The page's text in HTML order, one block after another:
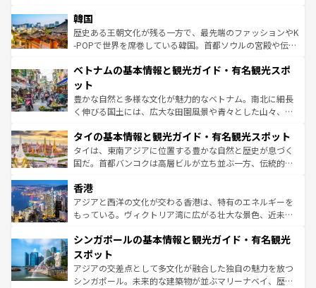
はコンテンツ一覧
いる。アクティビティも充実しており、サーフィンやダイ
ビング、ハイキングなど、アウトドア好きにはたまらな
い。オーストラリアの多彩な魅力を存分に味わいつくそ
参照してほしい。
ン）、静ひつな山岳地帯である台湾東部など、都市の喧騒
と山間の静けさが共存しており、訪れる人に新しい発見と
驚きをもたらしてくれる。また、奥深い台湾の食文化も魅
容にもいいと評判のスイーツなど、バラエティ豊かな料理
照してほしい。
韓国
歴史ある王朝文化が残る一方で、最先端のファッションやK
-POPで世界を席巻している韓国。首都ソウルの宮殿や伝統
き、地方に足を延ばせば四季折々の自然美を楽しむことが
できる。そして、キムチや焼肉、絶品のストリートフード
まで、さまざまな韓国料理が待っている。夜には、韓国な
らではのナイトライフも堪能できる。あたたかいホスピタ
わってみてほしい。 なお、新着の韓国情報はコンテンツ一
覧 を参照してほしい。
ベトナムの基本情報と観光ガイド・有名観光スポ
ット
豊かな自然と多様な文化が魅力的なベトナム。南北に細長
く伸びる国土には、広大な田園風景や青々とした山々、世
急速な発展と共に伝統が息づく。ハノイの古い町並みやホ
ーチミン市のフランス統治時代の建物も、独特の雰囲気を
醸し出している。また、バラエティの豊かさとおいしさで
とつ。フォーやバインミー、ベトナムコーヒーなどは、ぜ
ひ現地で味わいたい。どの地域を訪れてもあたたかい人々
が旅行者を迎えてくれるので、きっと忘れられない旅にな
参照してほしい。
タイの基本情報と観光ガイド・有名観光スポット
タイは、東南アジアに位置する豊かな自然と歴史が息づく
国だ。首都バンコクは高層ビルが立ち並ぶ一方、伝統的な
の活気が交差している。北部ではチェンマイなどの山岳地
帯で自然と触れ合い、南部ではプーケットやクラビの美し
いビーチでリゾート気分を楽しむことができる。タイ料理
激する。気候は一年中温暖で、どの季節にも異なる楽しみ
が待っている。親しみやすいタイの人々、仏教を中心とし
た文化、そして多様な観光資源が、訪れる旅人を魅了し続
ける。 なお、新着のタイ情報はコンテンツ一覧を参照して
香港
アジアと西洋の文化が交わる香港は、特有のエネルギーを
もっている。ヴィクトリア湾に広がる壮大な景色、近未来
み、どこを訪れても感動するはず。観光スポットが密集し
ており、効率よく見どころを回れるのも魅力。息をのむよ
うな絶景から文化的な体験まで、香港を存分に楽しみ尽く
そう。 なお、新着の香港情報はコンテンツ一覧を参照して
シンガポールの基本情報と観光ガイド・有名観光
スポット
アジアの交差点として多文化が融合した独自の魅力を放つ
シンガポール。未来的な建築物が並ぶマリーナベイ、歴史